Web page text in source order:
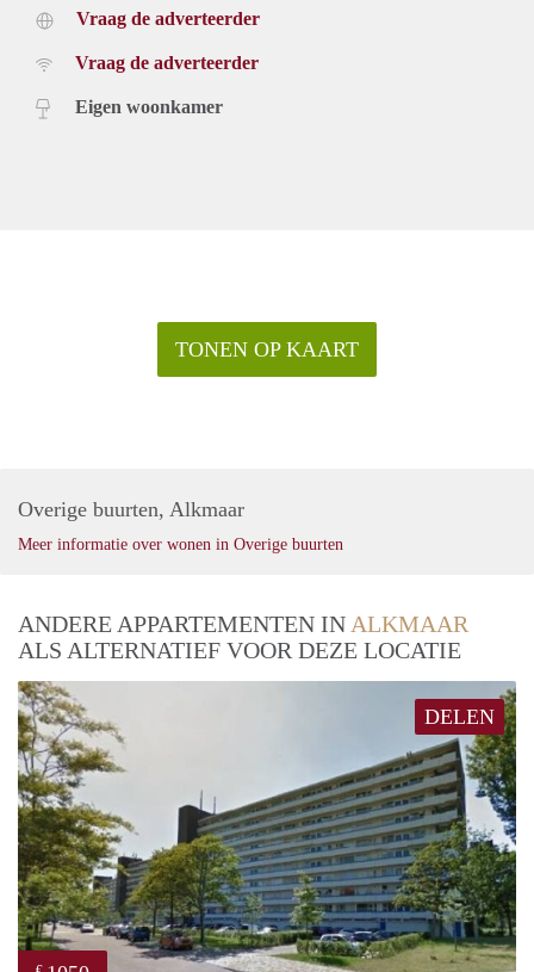
Vraag de adverteerder
Vraag de adverteerder
Eigen woonkamer
TONEN OP KAART
Overige buurten, Alkmaar
Meer informatie over wonen in Overige buurten
ANDERE APPARTEMENTEN IN ALKMAAR
ALS ALTERNATIEF VOOR DEZE LOCATIE
DELEN